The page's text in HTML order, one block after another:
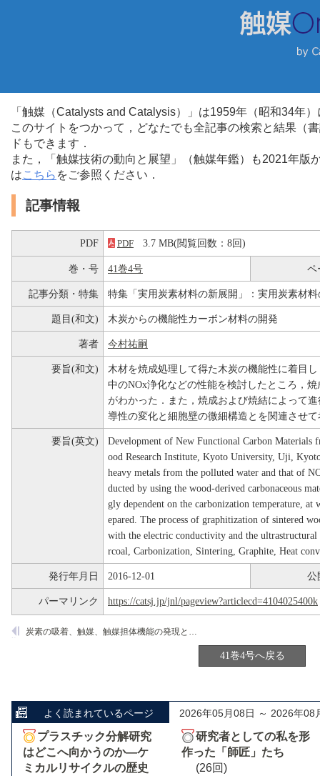
「触媒（Catalysts and Catalysis）」は1959年（昭和34年
このサイトをつかって，どなたでも全記事の検索と結果（
ドもできます．
また，「触媒技術の動向と展望」（触媒年鑑）も2021年
はこちら をご参照ください．
記事情報
PDF PDF 3.7 MB(閲覧回数：8回)
巻・号 41巻4号 ペ
記事分類・特集 特集「実用炭素材料の新展開」：実用炭素材
題目(和文) 木炭からの機能性カーボン材料の開発
著者 今村祐嗣
要旨(和文)
木材を焼成処理して得た木炭の機能性に着目
中のNOx浄化などの性能を検討したところ，
がわかった．また，焼成および焼結によって
導性の変化と細胞壁の微細構造とを関連させ
要旨(英文)
Development of New Functional Carbon
ood Research Institute, Kyoto University, Uji,
heavy metals from the polluted water and that of
ducted by using the wood-derived carbonaceous
gly dependent on the carbonization temperature, at
epared. The process of graphitization of sintered
with the electric conductivity and the
rcoal, Carbonization, Sintering, Graphite, Heat
発行年月日 2016-12-01 公
パーマリンク https://catsj.jp/jnl/pageview?articlecd=4104025400k
炭素の吸着、触媒、触媒担体機能の発現と利用
41巻4号へ戻る
よく読まれているページ 2026年05月08日 ～ 2026年08
プラスチック分解研究
はどこへ向かうのか―ケ
ミカルリサイクルの歴史
研究者としての私を形
作った「師匠」たち
(26回)